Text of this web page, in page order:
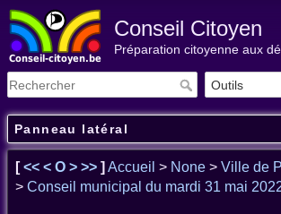
Conseil Citoyen
Préparation citoyenne aux
Panneau latéral
[<< < O > >> ] Accueil > None > Ville de
> Conseil municipal du mardi 31 mai